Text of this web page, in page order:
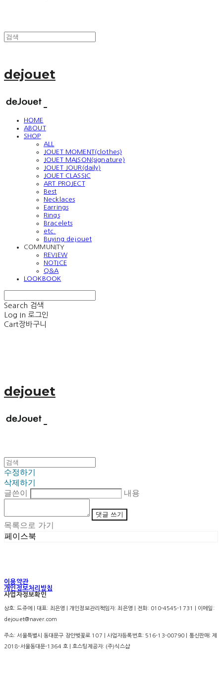
dejouet
HOME
ABOUT
SHOP
ALL
JOUET MOMENT(clothes)
JOUET MAISON(signature)
JOUET JOUR(daily)
JOUET CLASSIC
ART PROJECT
Best
Necklaces
Earrings
Rings
Bracelets
etc.
Buying dejouet
COMMUNITY
REVIEW
NOTICE
Q&A
LOOKBOOK
Search 검색
Log In 로그인
Cart장바구니
dejouet
수정하기
삭제하기
글쓴이
내용
댓글 쓰기
목록으로 가기
페이스북
이용약관
개인정보처리방침
사업자정보확인
상호: 드쥬에 | 대표: 최은영 | 개인정보관리책임자: 최은영 | 전화: 010-4545-1731 | 이메일:
dejouet@naver.com
주소: 서울특별시 동대문구 장안벚꽃로 107 | 사업자등록번호: 516-13-00790 | 통신판매:제
2018-서울동대문-1364 호| 호스팅제공자: (주)식스샵